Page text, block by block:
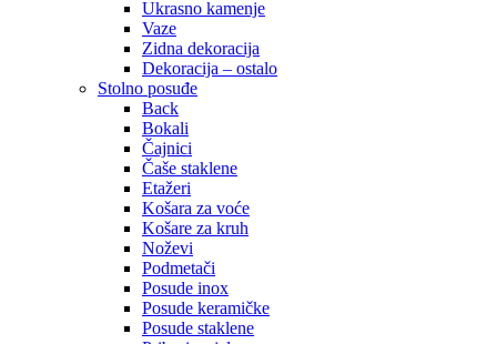
Ukrasno kamenje
Vaze
Zidna dekoracija
Dekoracija – ostalo
Stolno posuđe
Back
Bokali
Čajnici
Čaše staklene
Etažeri
Košara za voće
Košare za kruh
Noževi
Podmetači
Posude inox
Posude keramičke
Posude staklene